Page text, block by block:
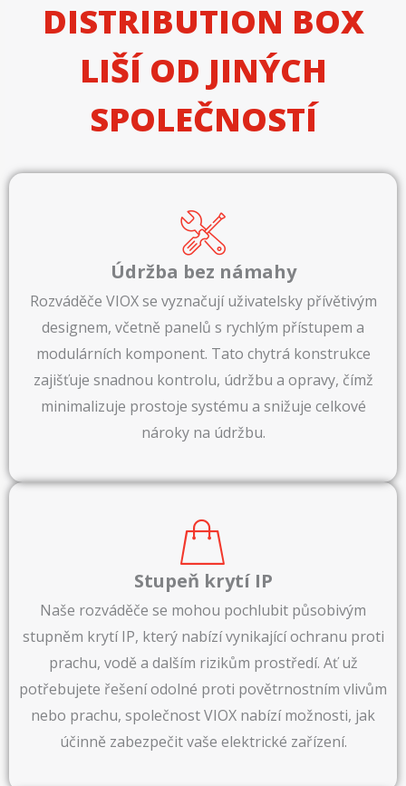
DISTRIBUTION BOX
LIŠÍ OD JINÝCH
SPOLEČNOSTÍ
Údržba bez námahy
Rozváděče VIOX se vyznačují uživatelsky přívětivým
designem, včetně panelů s rychlým přístupem a
modulárních komponent. Tato chytrá konstrukce
zajišťuje snadnou kontrolu, údržbu a opravy, čímž
minimalizuje prostoje systému a snižuje celkové
nároky na údržbu.
Stupeň krytí IP
Naše rozváděče se mohou pochlubit působivým
stupněm krytí IP, který nabízí vynikající ochranu proti
prachu, vodě a dalším rizikům prostředí. Ať už
potřebujete řešení odolné proti povětrnostním vlivům
nebo prachu, společnost VIOX nabízí možnosti, jak
účinně zabezpečit vaše elektrické zařízení.